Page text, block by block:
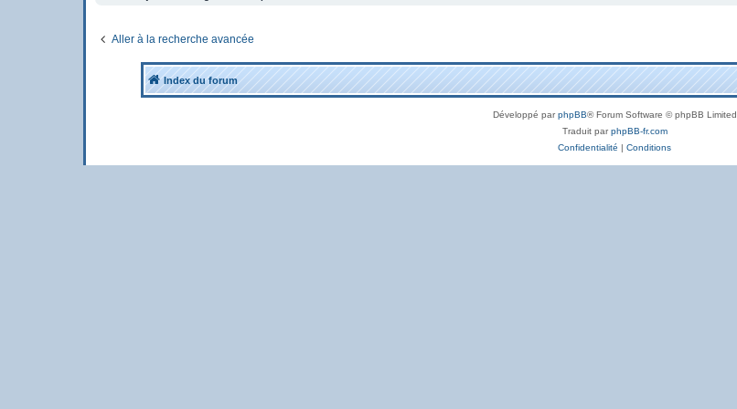
Aller à la recherche avancée
Index du forum
Développé parphpBB® Forum Software © phpBB Limited
Traduit parphpBB-fr.com
Confidentialité | Conditions